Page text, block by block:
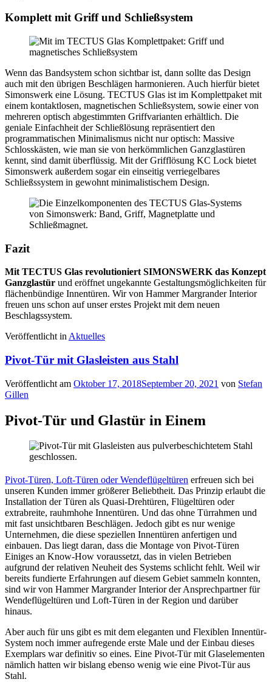
Komplett mit Griff und Schließsystem
Wenn das Bandsystem schon sichtbar ist, dann sollte das Design
auch mit den übrigen Beschlägen harmonieren. Auch hierfür bietet
Simonswerk eine Lösung. TECTUS Glas ist im Komplettpaket mit
einem kontaktlosen, magnetischen Schließsystem, sowie einer von
mehreren optisch abgestimmten Griffvarianten erhältlich. Die
geniale Einfachheit der Schließlösung repräsentiert den
programmatischen Minimalismus nicht nur optisch: Massive
Schlosskästen, wie man sie von herkömmlichen Ganzglastüren
kennt, sind damit überflüssig. Mit der Grifflösung KC Lock bietet
Simonswerk außerdem sogar ein einseitig verriegelbares
Schließssystem in gewohnt minimalistischem Design.
Fazit
Mit TECTUS Glas revolutioniert SIMONSWERK das Konzept
Ganzglastür und eröffnet ungekannte Gestaltungsmöglichkeiten für
flächenbündige Innentüren. Wir von Hammer Margrander Interior
freuen uns schon auf unser erstes Projekt mit dem neuen
Beschlagssystem.
Veröffentlicht in Aktuelles
Pivot-Tür mit Glasleisten aus Stahl
Veröffentlicht am Oktober 17, 2018September 20, 2021 von Stefan
Gillen
Pivot-Tür und Glastür in Einem
Pivot-Türen, Loft-Türen oder Wendeflügeltüren erfreuen sich bei
unseren Kunden immer größerer Beliebtheit. Das Prinzip erlaubt die
Installation der Türen als Quasi-Drehtüren, Flügeltüren oder
extrabreite, rauhmhohe Innentüren. Und das ohne Türrahmen und
mit fast unsichtbaren Beschlägen. Jedoch gibt es nur wenige
Unternehmen, die diese speziellen Innentüren anfertigen und
einbauen. Das liegt daran, dass die Montage von Pivot-Türen
Einiges an Know-How voraussetzt, das in vielen Betrieben
aufgrund der relativen Neuheit des Systems schlicht fehlt. Weil wir
bereits fundierte Erfahrungen auf diesem Gebiet sammeln konnten,
sind wir von Hammer Margrander Interior der Ansprechpartner für
Wendeflügeltüren und Loft-Türen in der Region und darüber
hinaus.
Aber auch für uns gibt es mit dem eleganten und Flexiblen Innentür-
System noch immer aufregende erste Male und der Einbau dieses
Exemplars war definitiv so eines. Eine Pivot-Tür mit Glaselementen
nämlich hatten wir bislang ebenso wenig wie eine Pivot-Tür aus
Stahl.